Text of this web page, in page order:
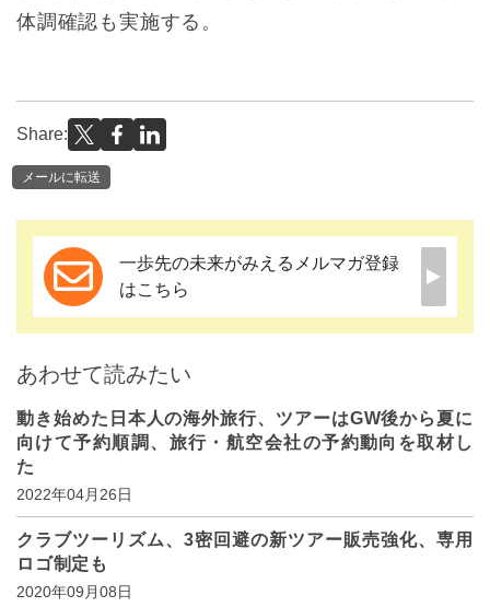
体調確認も実施する。
Share:
メールに転送
一歩先の未来がみえるメルマガ登録
はこちら
あわせて読みたい
動き始めた日本人の海外旅行、ツアーはGW後から夏に
向けて予約順調、旅行・航空会社の予約動向を取材し
た
2022年04月26日
クラブツーリズム、3密回避の新ツアー販売強化、専用
ロゴ制定も
2020年09月08日